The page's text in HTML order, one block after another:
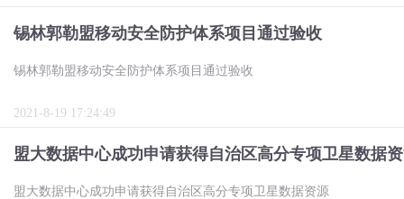
锡林郭勒盟移动安全防护体系项目通过验收
锡林郭勒盟移动安全防护体系项目通过验收
2021-8-19 17:24:49
盟大数据中心成功申请获得自治区高分专项卫星数据
盟大数据中心成功申请获得自治区高分专项卫星数据资源